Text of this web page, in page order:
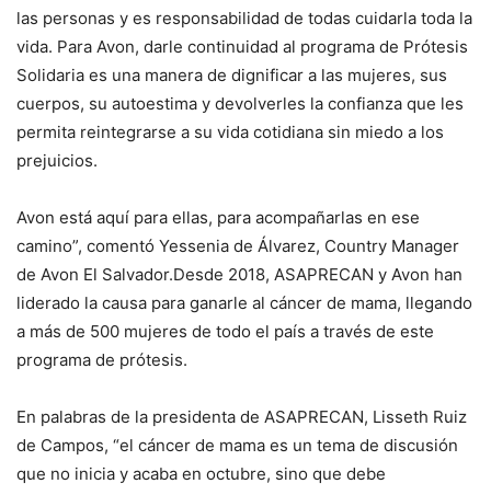
las personas y es responsabilidad de todas cuidarla toda la
vida. Para Avon, darle continuidad al programa de Prótesis
Solidaria es una manera de dignificar a las mujeres, sus
cuerpos, su autoestima y devolverles la confianza que les
permita reintegrarse a su vida cotidiana sin miedo a los
prejuicios.
Avon está aquí para ellas, para acompañarlas en ese
camino”, comentó Yessenia de Álvarez, Country Manager
de Avon El Salvador.Desde 2018, ASAPRECAN y Avon han
liderado la causa para ganarle al cáncer de mama, llegando
a más de 500 mujeres de todo el país a través de este
programa de prótesis.
En palabras de la presidenta de ASAPRECAN, Lisseth Ruiz
de Campos, “el cáncer de mama es un tema de discusión
que no inicia y acaba en octubre, sino que debe